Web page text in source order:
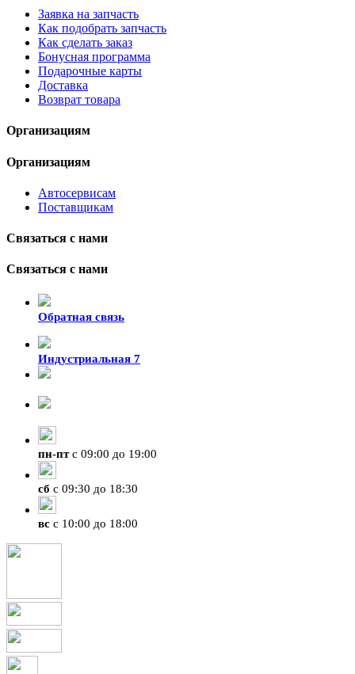
Заявка на запчасть
Как подобрать запчасть
Как сделать заказ
Бонусная программа
Подарочные карты
Доставка
Возврат товара
Организациям
Организациям
Автосервисам
Поставщикам
Связаться с нами
Связаться с нами
Обратная связь
Индустриальная 7
пн-птс 09:00 до 19:00
сб с 09:30 до 18:30
вс с 10:00 до 18:00